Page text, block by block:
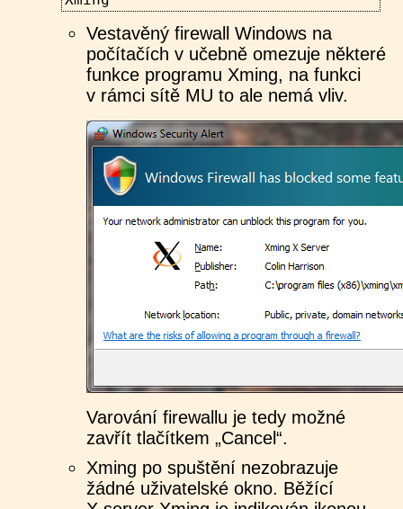
Vestavěný firewall Windows na
počítačích v učebně omezuje některé
funkce programu Xming, na funkci
v rámci sítě MU to ale nemá vliv.
Varování firewallu je tedy možné
zavřít tlačítkem „Cancel“.
Xming po spuštění nezobrazuje
žádné uživatelské okno. Běžící